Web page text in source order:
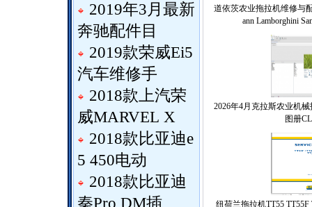
2019年3月最新
奔驰配件目
2019款荣威Ei5
汽车维修手
2018款上汽荣
威MARVEL X
2018款比亚迪e
5 450电动
2018款比亚迪
秦Pro DM插
道依茨农业拖拉机维修与
ann Lamborghini
2026年4月克拉斯农业机
图册
纽荷兰拖拉机TT55 TT55F